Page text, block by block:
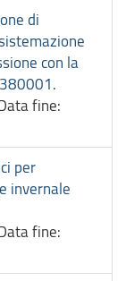
di
con la
fine:
per
invernale
fine: